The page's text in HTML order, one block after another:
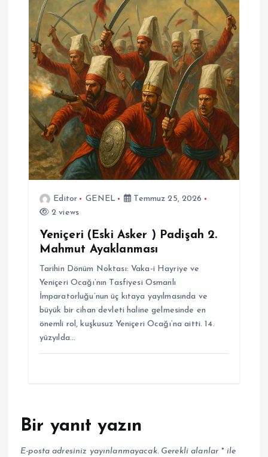
Editor GENEL
Temmuz 25, 2026
2 views
Yeniçeri (Eski Asker ) Padişah 2.
Mahmut Ayaklanması
Tarihin Dönüm Noktası: Vaka-i Hayriye ve
Yeniçeri Ocağı’nın Tasfiyesi Osmanlı
İmparatorluğu’nun üç kıtaya yayılmasında ve
büyük bir cihan devleti haline gelmesinde en
önemli rol, kuşkusuz Yeniçeri Ocağı’na aitti. 14.
yüzyılda…
Bir yanıt yazın
E-posta adresiniz yayınlanmayacak. Gerekli alanlar *ile